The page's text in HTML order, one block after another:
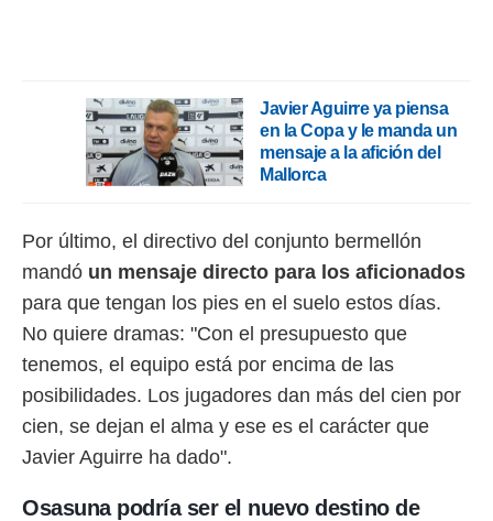
de
1199
Javier Aguirre ya piensa
en la Copa y le manda un
mensaje a la afición del
Mallorca
Por último, el directivo del conjunto bermellón
mandó un mensaje directo para los aficionados
para que tengan los pies en el suelo estos días.
No quiere dramas: "Con el presupuesto que
tenemos, el equipo está por encima de las
posibilidades. Los jugadores dan más del cien por
cien, se dejan el alma y ese es el carácter que
Javier Aguirre ha dado".
Osasuna podría ser el nuevo destino de